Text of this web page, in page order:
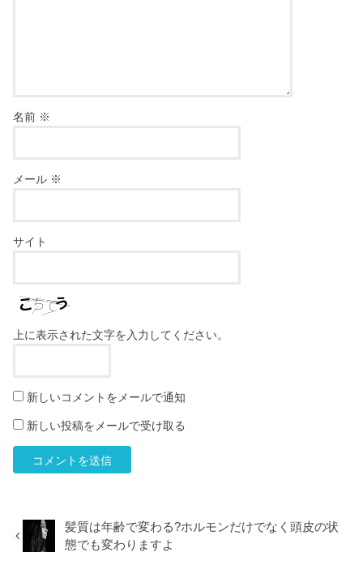
名前 ※
メール ※
サイト
上に表示された文字を入力してください。
新しいコメントをメールで通知
新しい投稿をメールで受け取る
髪質は年齢で変わる?ホルモンだけでなく頭皮の状
態でも変わりますよ